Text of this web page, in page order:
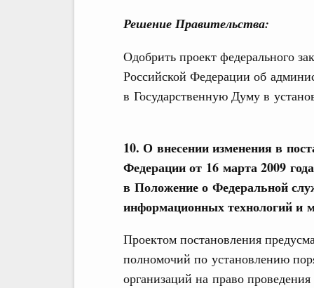
Решение Правительства:
Одобрить проект федерального
Российской Федерации об
в Государственную Думу в
10. О внесении изменения в
Федерации от 16 марта 2009
в Положение о Федеральной
информационных технологий и
Проектом постановления
полномочий по установлению
организаций на право